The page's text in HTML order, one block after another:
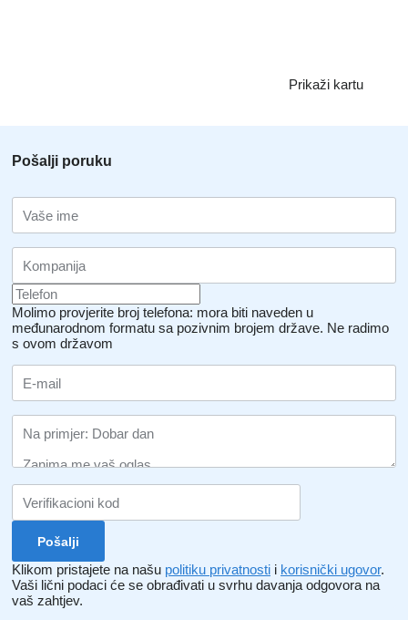
Prikaži kartu
Pošalji poruku
Molimo provjerite broj telefona: mora biti naveden u
međunarodnom formatu sa pozivnim brojem države. Ne radimo
s ovom državom
Klikom pristajete na našu politiku privatnosti i korisnički ugovor.
Vaši lični podaci će se obrađivati ​​u svrhu davanja odgovora na
vaš zahtjev.